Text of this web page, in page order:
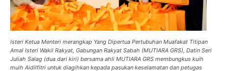
Isteri Ketua Menteri merangkap Yang Dipertua Pertubuhan Muafakat Titipan
Amal Isteri Wakil Rakyat, Gabungan Rakyat Sabah (MUTIARA GRS), Datin Seri
Juliah Salag (dua dari kiri) bersama ahli MUTIARA GRS membungkus kuih
muih Aidilfitri untuk diagihkan kepada pasukan keselamatan dan petugas